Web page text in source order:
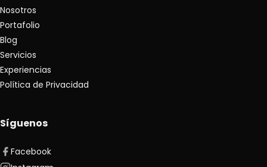
Nosotros
Portafolio
Blog
Servicios
Experiencias
Política de Privacidad
Síguenos
Facebook